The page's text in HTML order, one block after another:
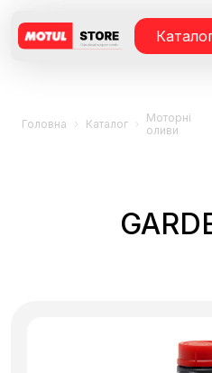
Головна Каталог
Моторні
оливи